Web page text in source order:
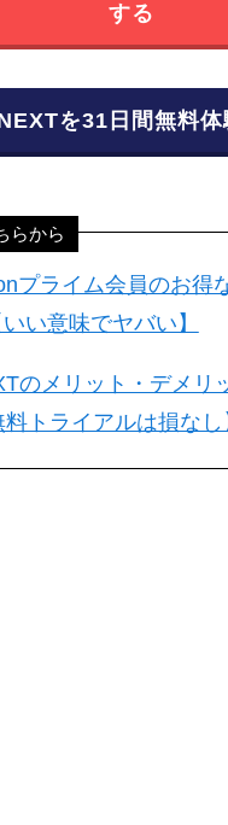
する
を31日間無料体
らから
プライム会員のお得
い意味でヤバい】
のメリット・デメリ
料トライアルは損なし